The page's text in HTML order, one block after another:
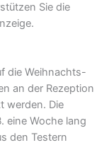
Sie die
die Weihnachts-
an der Rezeption
werden. Die
eine Woche lang
den Testern